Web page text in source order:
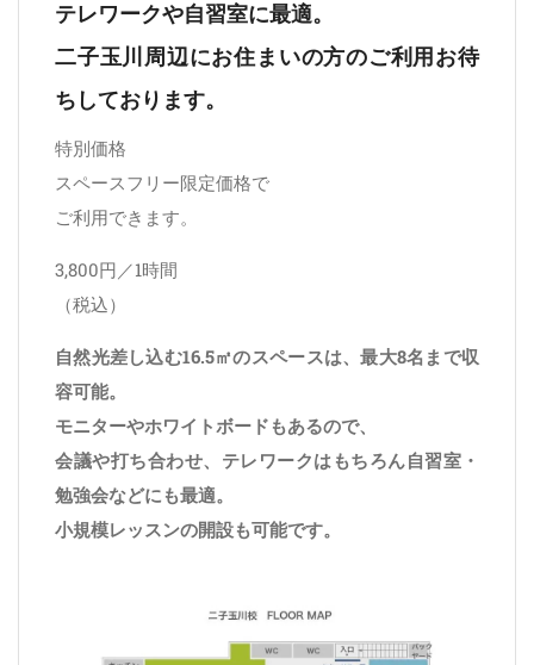
テレワークや自習室に最適。
二子玉川周辺にお住まいの方のご利用お待
ちしております。
特別価格
スペースフリー限定価格で
ご利用できます。
3,800円／1時間
（税込）
自然光差し込む16.5㎡のスペースは、最大8名まで収
容可能。
モニターやホワイトボードもあるので、
会議や打ち合わせ、テレワークはもちろん自習室・
勉強会などにも最適。
小規模レッスンの開設も可能です。